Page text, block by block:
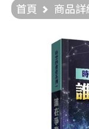
首頁 商品